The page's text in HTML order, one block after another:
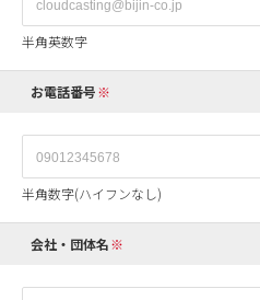
半角英数字
お電話番号
半角数字(ハイフンなし)
会社・団体名